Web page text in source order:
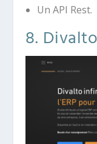
Un API Rest.
8.